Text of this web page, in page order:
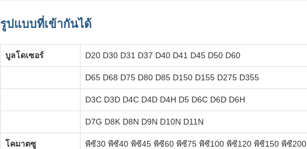
รูปแบบที่เข้ากันได้
บูลโดเซอร์ D20 D30 D31 D37 D40 D41 D45 D50 D60
D65 D68 D75 D80 D85 D150 D155 D275 D355
D3C D3D D4C D4D D4H D5 D6C D6D D6H
D7G D8K D8N D9N D10N D11N
โคมาตซู พีซี30 พีซี40 พีซี45 พีซี60 พีซี75 พีซี100 พีซี120 พีซี150 พีซี200